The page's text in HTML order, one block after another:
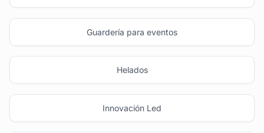
Guardería para eventos
Helados
Innovación Led